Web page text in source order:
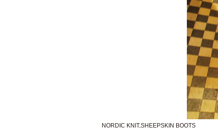
NORDIC KNIT,SHEEPSKIN BOOTS